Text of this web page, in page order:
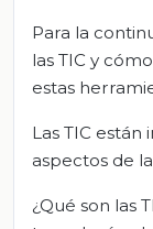
Para la
las TIC y
estas
Las TIC están
aspectos de
¿Qué son las